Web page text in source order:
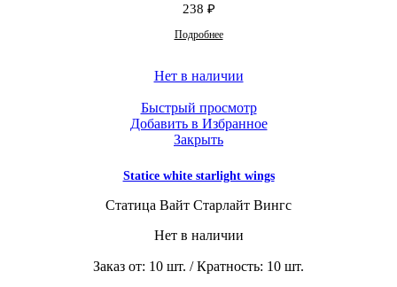
238 ₽
Подробнее
Нет в наличии
Быстрый просмотр
Добавить в Избранное
Закрыть
Statice white starlight wings
Статица Вайт Старлайт Вингс
Нет в наличии
Заказ от: 10 шт. / Кратность: 10 шт.